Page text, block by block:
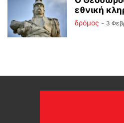
εθνική
δρόμος - 3